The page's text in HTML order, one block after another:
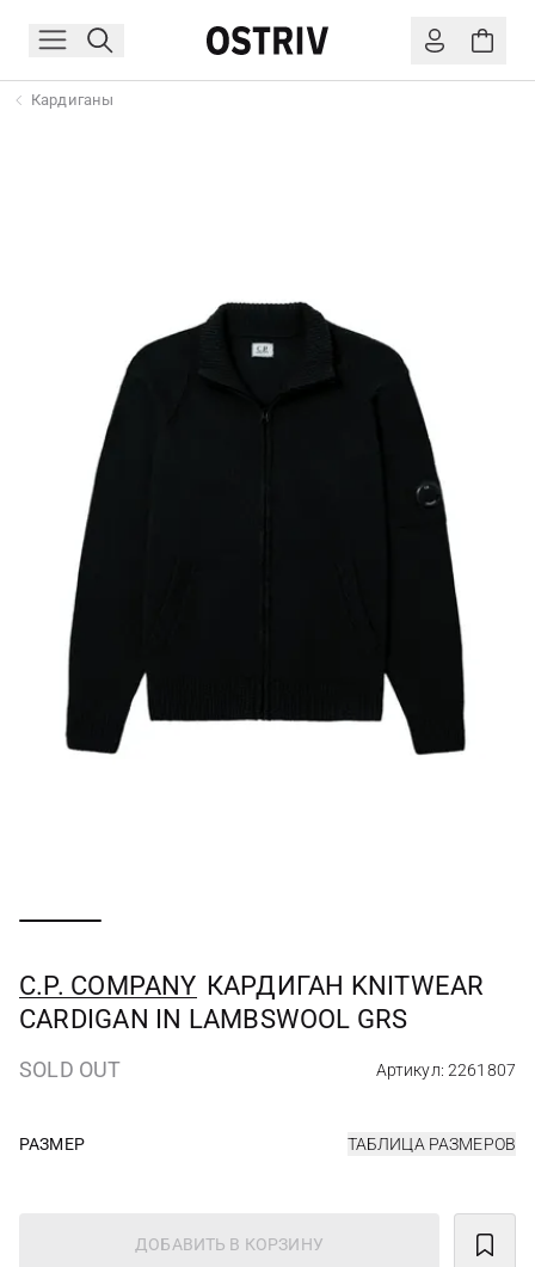
Кардиганы
C.P. COMPANY КАРДИГАН KNITWEAR
CARDIGAN IN LAMBSWOOL GRS
SOLD OUT Артикул: 2261807
РАЗМЕР ТАБЛИЦА РАЗМЕРОВ
ДОБАВИТЬ В КОРЗИНУ